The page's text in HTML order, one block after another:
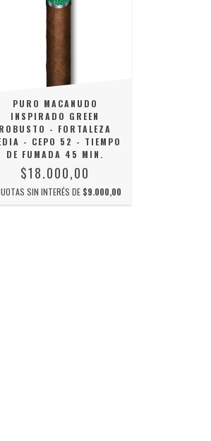
PURO MACANUDO
INSPIRADO GREEN
ROBUSTO - FORTALEZA
- CEPO 52 - TIEMPO
DE FUMADA 45 MIN.
$18.000,00
SIN INTERÉS DE $9.000,00